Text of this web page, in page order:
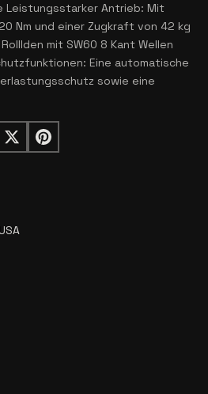
Leistungsstarker Antrieb: Mit
Nm und einer Zugkraft von 42 kg
mit SW60 8 Kant Wellen
Eine automatische
sowie eine